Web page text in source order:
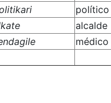
político
alcalde
médico